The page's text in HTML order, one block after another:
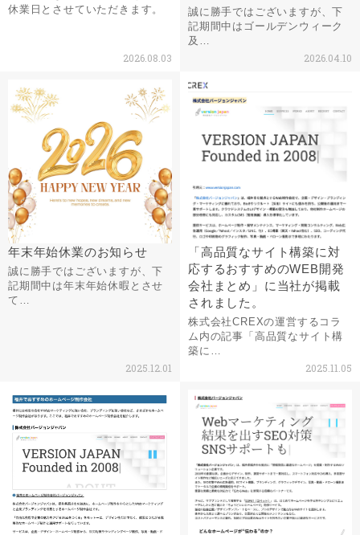
休業日とさせていただきます。
2026.08.03
誠に勝手ではございますが、下
記期間中はゴールデンウィーク
及…
2026.04.10
年末年始休業のお知らせ
誠に勝手ではございますが、下
記期間中は年末年始休暇とさせ
て…
2025.12.01
「高品質なサイト構築に対
応するおすすめのWEB開発
会社まとめ」に当社が掲載
されました。
株式会社CREXの運営するコラ
ム内の記事「高品質なサイト構
築に…
2025.11.05